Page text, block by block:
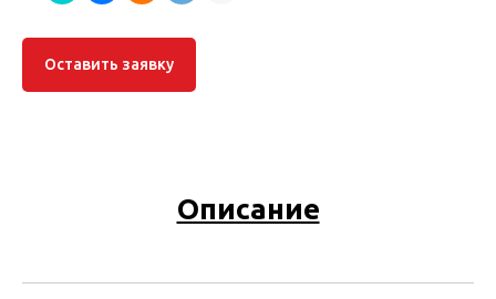
Оставить заявку
Описание